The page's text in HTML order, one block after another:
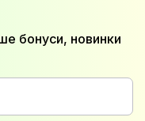
бонуси, новинки